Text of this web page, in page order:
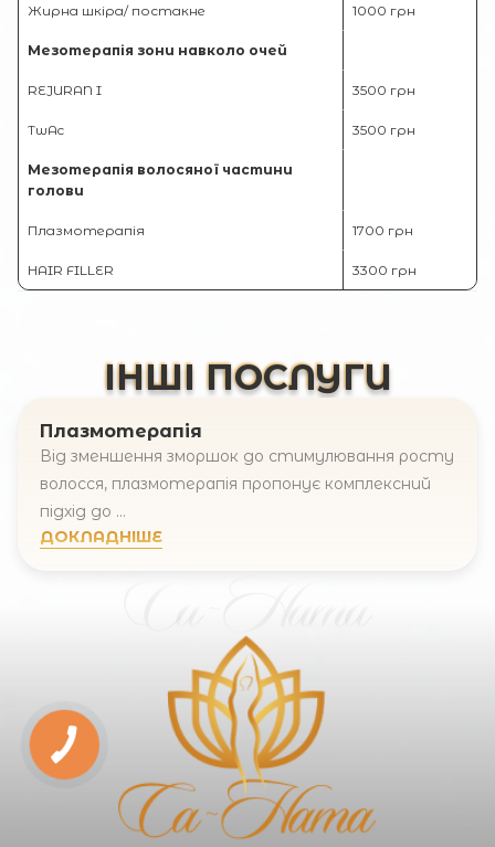
Жирна шкіра/ постакне 1000 грн
Мезотерапія зони навколо очей
REJURAN I 3500 грн
TwAc 3500 грн
Мезотерапія волосяної частини
голови
Плазмотерапія 1700 грн
HAIR FILLER 3300 грн
ІНШІ ПОСЛУГИ
Плазмотерапія
Від зменшення зморшок до стимулювання росту
волосся, плазмотерапія пропонує комплексний
підхід до ...
ДОКЛАДНІШЕ